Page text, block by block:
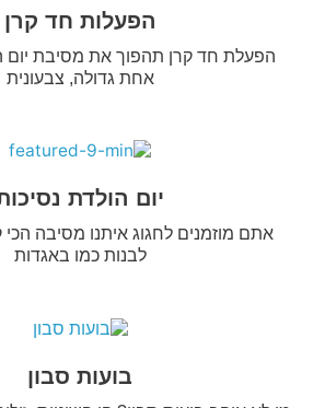
הפעלות חד קרן
הפעלת חד קרן תהפוך את מסיבת יום
אחת גדולה, צבעונית
יום הולדת
אתם מוזמנים לחגוג איתנו מסיבה
לבנות כמו באגדות
בועות סבון